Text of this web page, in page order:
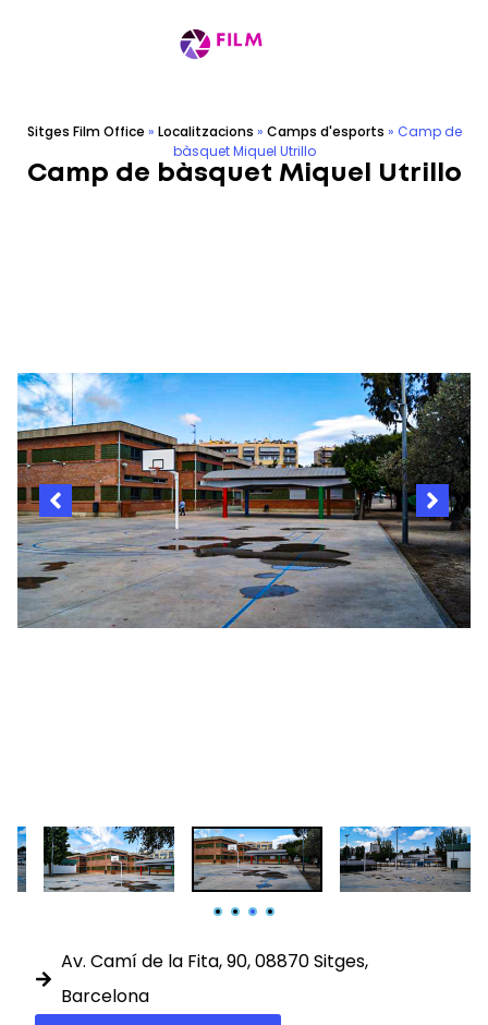
Sitges Film Office » Localitzacions » Camps d'esports » Camp de
bàsquet Miquel Utrillo
Camp de bàsquet Miquel Utrillo
Av. Camí de la Fita, 90, 08870 Sitges,
Barcelona